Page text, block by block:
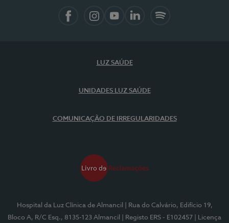
LUZ SAÚDE
UNIDADES LUZ SAÚDE
COMUNICAÇÃO DE IRREGULARIDADES
Hospital da Luz Clínica de Almancil
| Rua do Calvário, Edifício 19,
Bloco A, R/C Esq., 8135-123 Almancil
| Registo ERS - E102457
| Licença